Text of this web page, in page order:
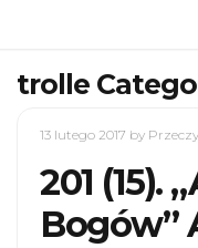
trolle
13 lutego 2017 by
201 (15).
Bogów”